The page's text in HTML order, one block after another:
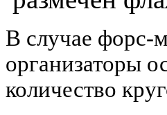
В случае форс-
организаторы
количество